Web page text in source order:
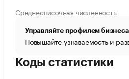
Среднесписочная численность
Управляйте профилем
Повышайте узнаваемость и
Коды статистики